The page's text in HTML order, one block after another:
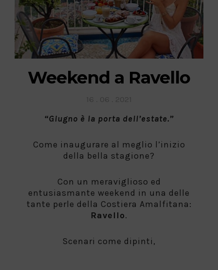
Weekend a Ravello
“Giugno è la porta dell’estate.”
Come inaugurare al meglio l’inizio
della bella stagione?
Con un meraviglioso ed
entusiasmante weekend in una delle
tante perle della Costiera Amalfitana:
Ravello.
Scenari come dipinti,